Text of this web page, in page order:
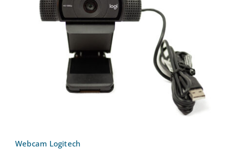
Webcam Logitech
Webcam Logitech